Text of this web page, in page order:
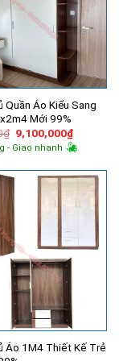
Quần Áo Kiểu Sang
Mới 99%
₫ Giá
gốc
là:
9,100,000₫Giá
hiện
tại
- Giao nhanh
Áo 1M4 Thiết Kế Trẻ